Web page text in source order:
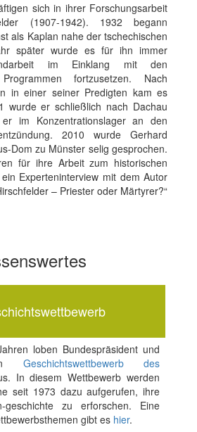
sich in ihrer Forschungsarbeit
(1907-1942). 1932 begann
als Kaplan nahe der tschechischen
später wurde es für ihn immer
im Einklang mit den
Programmen fortzusetzen. Nach
in einer seiner Predigten kam es
wurde er schließlich nach Dachau
im Konzentrationslager an den
2010 wurde Gerhard
Dom zu Münster selig gesprochen.
für ihre Arbeit zum historischen
Experteninterview mit dem Autor
– Priester oder Märtyrer?“
loben Bundespräsident und
Geschichtswettbewerb des
In diesem Wettbewerb werden
seit 1973 dazu aufgerufen, ihre
geschichte zu erforschen. Eine
gibt es hier.